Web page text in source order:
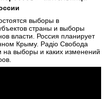
выборы в
страны и выборы
власти. Россия планирует
Крыму. Радіо Свобода
на выборы и каких изменений